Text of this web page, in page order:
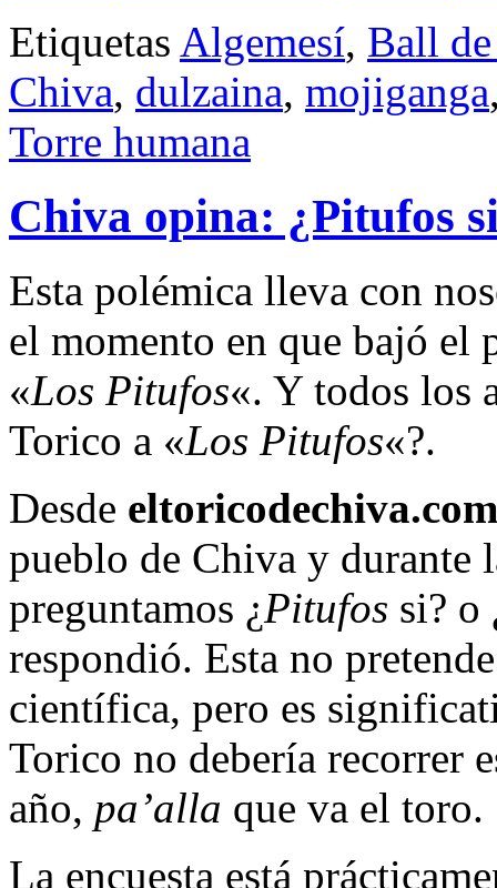
Etiquetas Algemesí, Ball
Chiva, dulzaina, mojiganga
Torre humana
Chiva opina: ¿Pitufos
Esta polémica lleva con
el momento en que bajó
«Los Pitufos«. Y todos los
Torico a «Los Pitufos«?.
Desde eltoricodechiva.com
pueblo de Chiva y durante
preguntamos ¿Pitufos si? o
respondió. Esta no
científica, pero es
Torico no debería recorrer
año, pa’alla que va el toro.
La encuesta está